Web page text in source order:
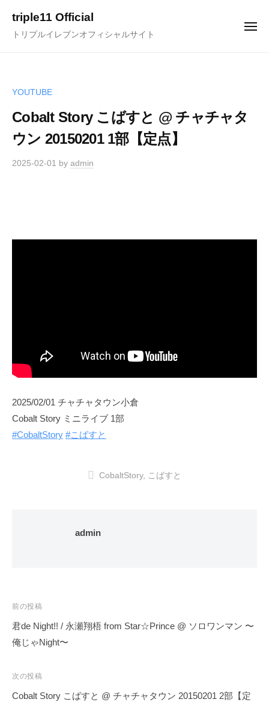
triple11 Official
トリプルイレブンオフィシャルサイト
メ
YOUTUBE
Cobalt Story こばすと @ チャチャタ
ウン 20150201 1部【定点】
2025-02-01 by admin
2025/02/01 チャチャタウン小倉
Cobalt Story ミニライブ 1部
#CobaltStory #こばすと
CobaltStory, こばすと
admin
投
稿
ナ
ゲ
ー
前の投稿
君de Night!! / 永瀬翔梧 from Star☆Prince @ ソロワンマン 〜
俺じゃNight〜
次の投稿
Cobalt Story こばすと @ チャチャタウン 20150201 2部【定